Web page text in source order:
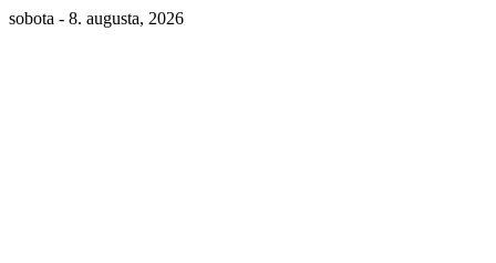
sobota - 8. augusta, 2026